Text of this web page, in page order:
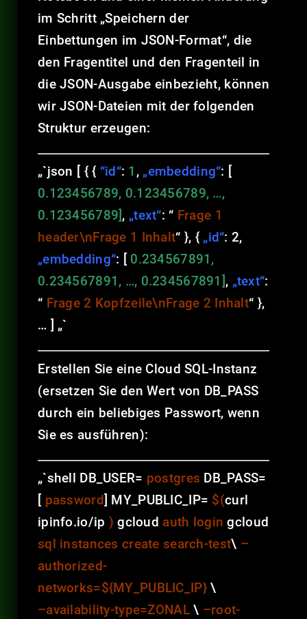
im Schritt „Speichern der
Einbettungen im JSON-Format“, die
den Fragentitel und den Fragenteil in
die JSON-Ausgabe einbezieht, können
wir JSON-Dateien mit der folgenden
Struktur erzeugen:
„`json [ { { “id“: 1 , „embedding“: [
0.123456789, 0.123456789, …,
0.123456789], „text“: “ Frage 1
header\nFrage 1 Inhalt“ }, { „id“: 2,
„embedding“: [ 0.234567891,
0.234567891, …, 0.234567891], „text“:
“ Frage 2 Kopfzeile\nFrage 2 Inhalt“ },
… ] „`
Erstellen Sie eine Cloud SQL-Instanz
(ersetzen Sie den Wert von DB_PASS
durch ein beliebiges Passwort, wenn
Sie es ausführen):
„`shell DB_USER= postgres DB_PASS=
[ password] MY_PUBLIC_IP= $(curl
ipinfo.io/ip ) gcloud auth login gcloud
sql instances create search-test\ –
authorized-
networks=${MY_PUBLIC_IP}\
–availability-type=ZONAL\ –root-